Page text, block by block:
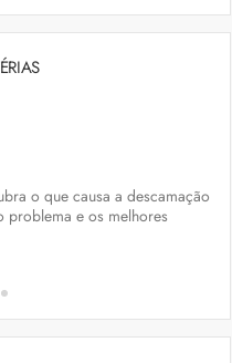
o que causa a descamação
e os melhores